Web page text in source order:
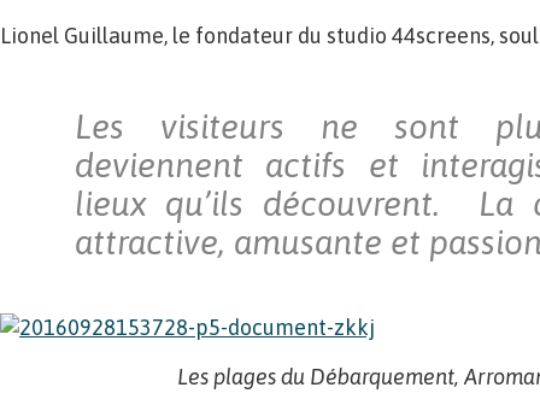
Lionel Guillaume, le fondateur du studio 44screens,
Les visiteurs ne sont
deviennent actifs et
lieux qu’ils découvrent. La
attractive, amusante et
Les plages du Débarquement,